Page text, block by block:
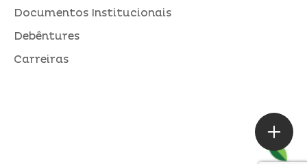
Documentos Institucionais
Debêntures
Carreiras